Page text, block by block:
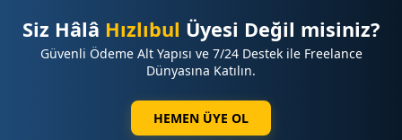
Siz Hâlâ Hızlıbul Üyesi Değil misiniz?
Güvenli Ödeme Alt Yapısı ve 7/24 Destek ile Freelance
Dünyasına Katılın.
HEMEN ÜYE OL